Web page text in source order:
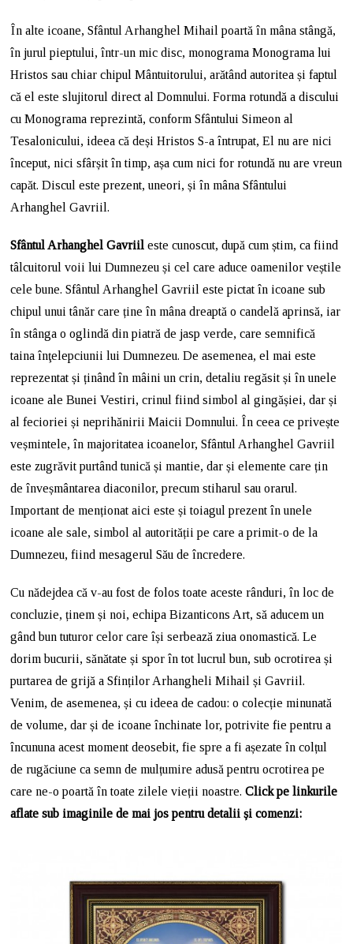
În alte icoane, Sfântul Arhanghel Mihail poartă în mâna stângă,
în jurul pieptului, într-un mic disc, monograma Monograma lui
Hristos sau chiar chipul Mântuitorului, arătând autoritea și faptul
că el este slujitorul direct al Domnului. Forma rotundă a discului
cu Monograma reprezintă, conform Sfântului Simeon al
Tesalonicului, ideea că deși Hristos S-a întrupat, El nu are nici
început, nici sfârșit în timp, așa cum nici for rotundă nu are vreun
capăt. Discul este prezent, uneori, și în mâna Sfântului
Arhanghel Gavriil.
Sfântul Arhanghel Gavriileste cunoscut, după cum știm, ca fiind
tâlcuitorul voii lui Dumnezeu și cel care aduce oamenilor veștile
cele bune. Sfântul Arhanghel Gavriil este pictat în icoane sub
chipul unui tânăr care ține în mâna dreaptă o candelă aprinsă, iar
în stânga o oglindă din piatră de jasp verde, care semnifică
taina înţelepciunii lui Dumnezeu. De asemenea, el mai este
reprezentat și ținând în mâini un crin, detaliu regăsit și în unele
icoane ale Bunei Vestiri, crinul fiind simbol al gingășiei, dar și
al fecioriei și neprihănirii Maicii Domnului. În ceea ce privește
veșmintele, în majoritatea icoanelor, Sfântul Arhanghel Gavriil
este zugrăvit purtând tunică și mantie, dar și elemente care țin
de înveșmântarea diaconilor, precum stiharul sau orarul.
Important de menționat aici este și toiagul prezent în unele
icoane ale sale, simbol al autorității pe care a primit-o de la
Dumnezeu, fiind mesagerul Său de încredere.
Cu nădejdea că v-au fost de folos toate aceste rânduri, în loc de
concluzie, ținem și noi, echipa Bizanticons Art, să aducem un
gând bun tuturor celor care își serbează ziua onomastică. Le
dorim bucurii, sănătate și spor în tot lucrul bun, sub ocrotirea și
purtarea de grijă a Sfinților Arhangheli Mihail și Gavriil.
Venim, de asemenea, și cu ideea de cadou: o colecție minunată
de volume, dar și de icoane închinate lor, potrivite fie pentru a
încununa acest moment deosebit, fie spre a fi așezate în colțul
de rugăciune ca semn de mulțumire adusă pentru ocrotirea pe
care ne-o poartă în toate zilele vieții noastre.Click pe linkurile
aflate sub imaginile de mai jos pentru detalii și comenzi: